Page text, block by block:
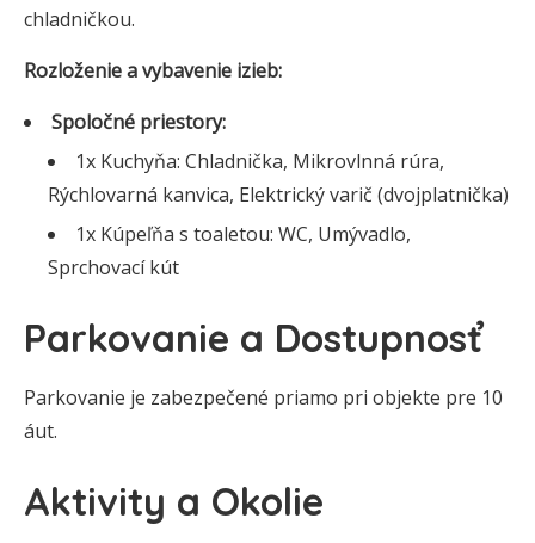
chladničkou.
Rozloženie a vybavenie izieb:
Spoločné priestory:
1x Kuchyňa: Chladnička, Mikrovlnná rúra,
Rýchlovarná kanvica, Elektrický varič (dvojplatnička)
1x Kúpeľňa s toaletou: WC, Umývadlo,
Sprchovací kút
Parkovanie a Dostupnosť
Parkovanie je zabezpečené priamo pri objekte pre 10
áut.
Aktivity a Okolie